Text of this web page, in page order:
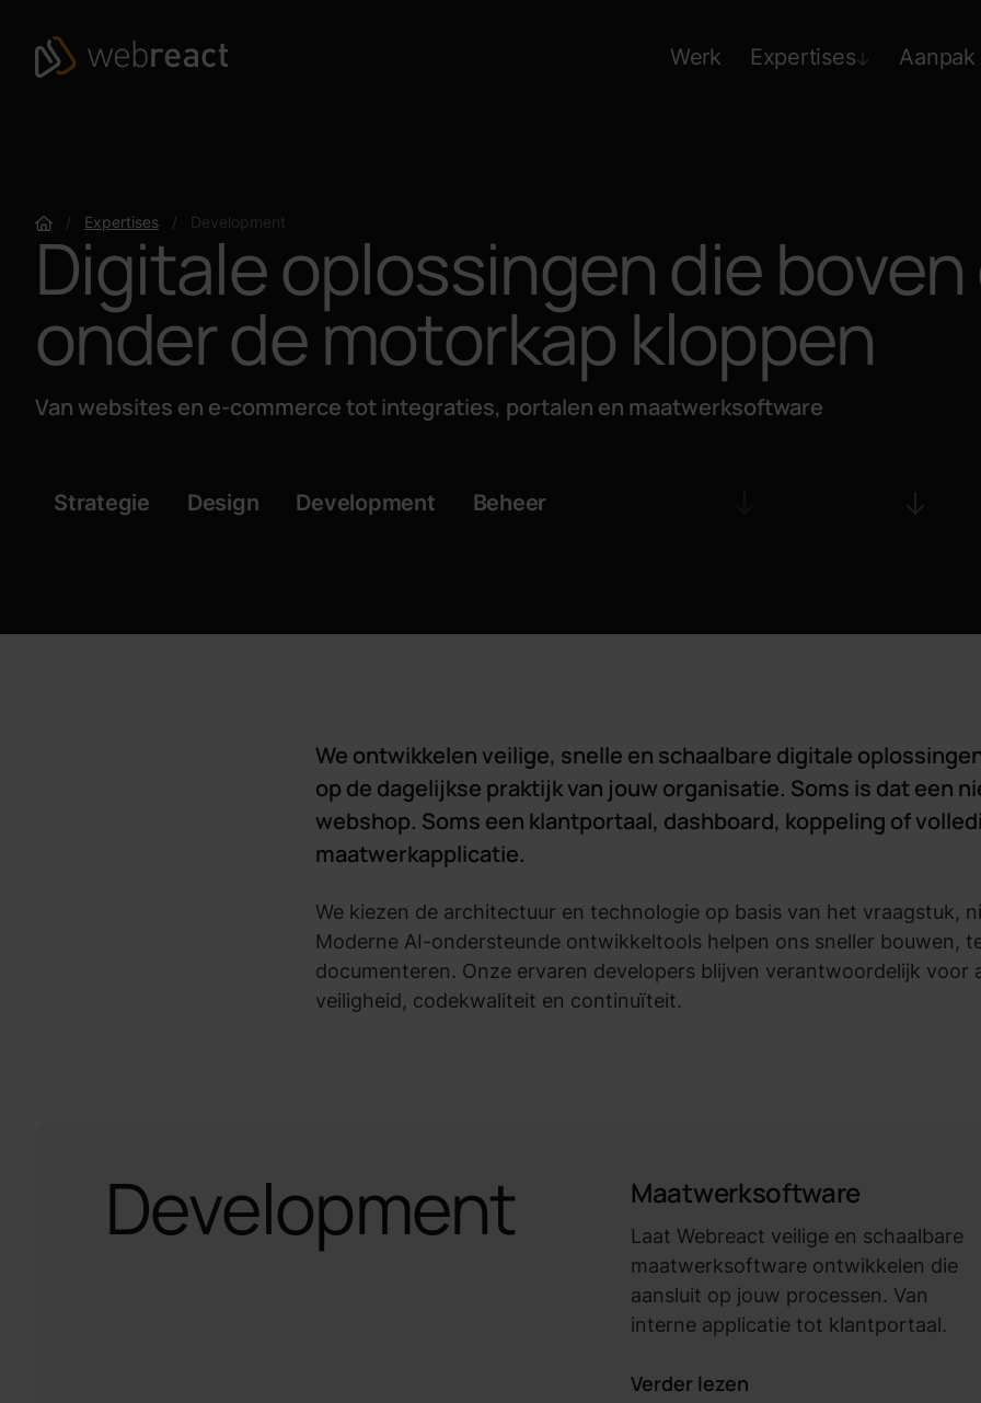
Webreact
Werk Expertises Aanpak
Home/ Expertises / Development
Digitale oplossingen die boven
onder de motorkap kloppen
Van websites en e-commerce tot integraties, portalen en maatwerksoftware
Strategie Design Development Beheer
We ontwikkelen veilige, snelle en schaalbare digitale
op de dagelijkse praktijk van jouw organisatie. Soms is dat een
webshop. Soms een klantportaal, dashboard, koppeling of
maatwerkapplicatie.
We kiezen de architectuur en technologie op basis van het vraagstuk,
Moderne AI-ondersteunde ontwikkeltools helpen ons sneller bouwen,
documenteren. Onze ervaren developers blijven verantwoordelijk voor
veiligheid, codekwaliteit en continuïteit.
Development Maatwerksoftware
Laat Webreact veilige en schaalbare
maatwerksoftware ontwikkelen die
aansluit op jouw processen. Van
interne applicatie tot klantportaal.
Verder lezen